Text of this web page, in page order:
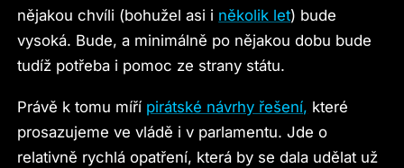
nějakou chvíli (bohužel asi i několik let) bude
vysoká. Bude, a minimálně po nějakou dobu bude
tudíž potřeba i pomoc ze strany státu.
Právě k tomu míří pirátské návrhy řešení, které
prosazujeme ve vládě i v parlamentu. Jde o
relativně rychlá opatření, která by se dala udělat už